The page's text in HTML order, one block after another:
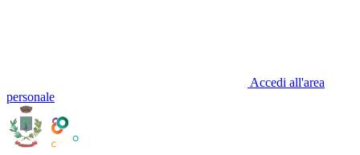
Accedi all'area
personale